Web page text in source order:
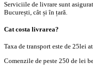
Serviciile de livrare sunt
București, cât și în țară.
Cat costa livrarea?
Taxa de transport este de 25lei
Comenzile de peste 250 de lei